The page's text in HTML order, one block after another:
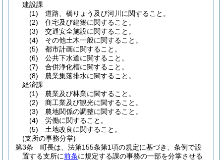
建設課
(1) 道路、橋りょう及び河川に関すること。
(2) 住宅及び建築に関すること。
(3) 交通安全施設に関すること。
(4) その他土木一般に関すること。
(5) 都市計画に関すること。
(6) 公共下水道に関すること。
(7) 合併浄化槽に関すること。
(8) 農業集落排水に関すること。
経済課
(1) 農業及び林業に関すること。
(2) 商工業及び観光に関すること。
(3) 農地関係の調整に関すること。
(4) 労働に関すること。
(5) 土地改良に関すること。
(支所の事務分掌)
第3条
町長は、法第155条第1項の規定に基づき、条例で設
置する支所に前条に規定する課の事務の一部を分掌させる